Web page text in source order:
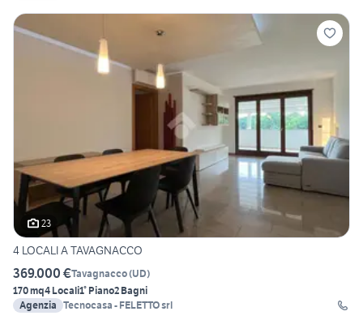
23
4 LOCALI A TAVAGNACCO
369.000 €Tavagnacco(UD)
170 mq4 Locali1° Piano2 Bagni
Agenzia Tecnocasa - FELETTO srl